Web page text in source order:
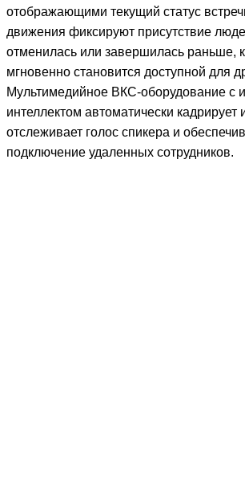
отображающими текущий статус
движения фиксируют присутствие
отменилась или завершилась раньше,
мгновенно становится доступной для
Мультимедийное ВКС-оборудование с
интеллектом автоматически кадрирует
отслеживает голос спикера и
подключение удаленных сотрудников.